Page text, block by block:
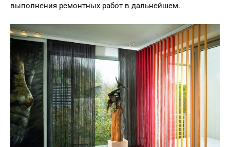
выполнения ремонтных работ в дальнейшем.